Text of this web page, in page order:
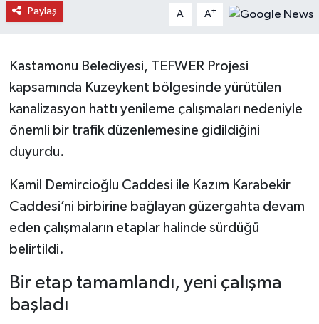
Paylaş A- A+
Kastamonu Belediyesi, TEFWER Projesi
kapsamında Kuzeykent bölgesinde yürütülen
kanalizasyon hattı yenileme çalışmaları nedeniyle
önemli bir trafik düzenlemesine gidildiğini
duyurdu.
Kamil Demircioğlu Caddesi ile Kazım Karabekir
Caddesi’ni birbirine bağlayan güzergahta devam
eden çalışmaların etaplar halinde sürdüğü
belirtildi.
Bir etap tamamlandı, yeni çalışma
başladı
Merkez Haberleri
Şenpazar Haberleri
Taşköprü Haberleri
Tosya Haberleri
Karadeniz Haberleri